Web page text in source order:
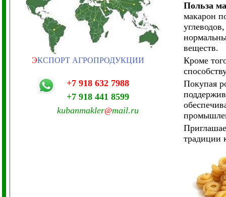
ЭКСПОРТ АГРОПРОДУКЦИИ
+7 918 632 7988
+7 918 441 8599
kubanmakler@mail.ru
Польза
макарон
веществ.
Кроме
Покупая
традиции